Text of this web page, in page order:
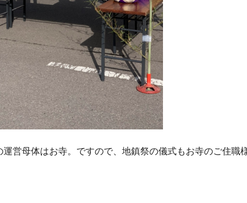
営母体はお寺。ですので、地鎮祭の儀式もお寺のご住職